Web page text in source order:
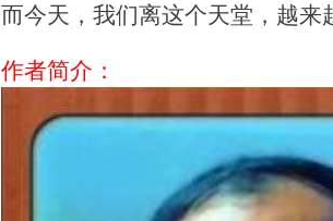
而今天，我们离这个天堂，越来
作者简介：